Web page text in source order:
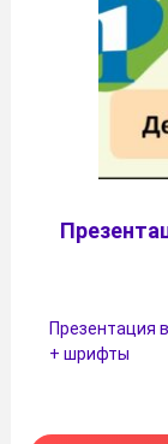
Презентация
+ шрифты